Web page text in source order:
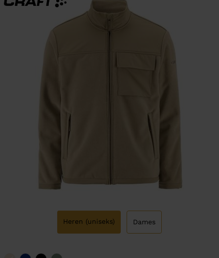
Heren (uniseks) Dames